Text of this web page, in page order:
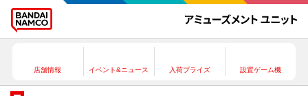
店舗情報 イベント&ニュース 入荷プライズ 設置ゲーム機